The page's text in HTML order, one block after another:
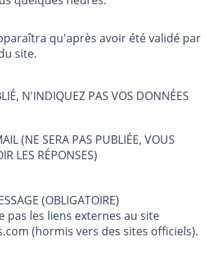
qu'après avoir été validé par
site.
N'INDIQUEZ PAS VOS DONNÉES
(NE SERA PAS PUBLIÉE, VOUS
LES RÉPONSES)
TEXTE DE VOTRE MESSAGE (OBLIGATOIRE)
pas les liens externes au site
(hormis vers des sites officiels).